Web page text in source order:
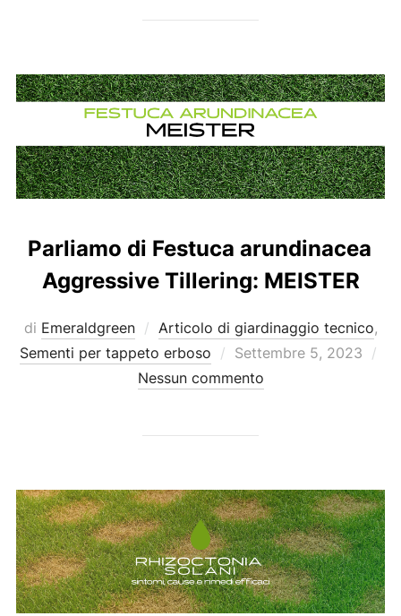
Parliamo di Festuca arundinacea
Aggressive Tillering: MEISTER
di Emeraldgreen Articolo di giardinaggio tecnico,
Sementi per tappeto erboso
Pubblicato
il
Settembre 5, 2023
Nessun commento